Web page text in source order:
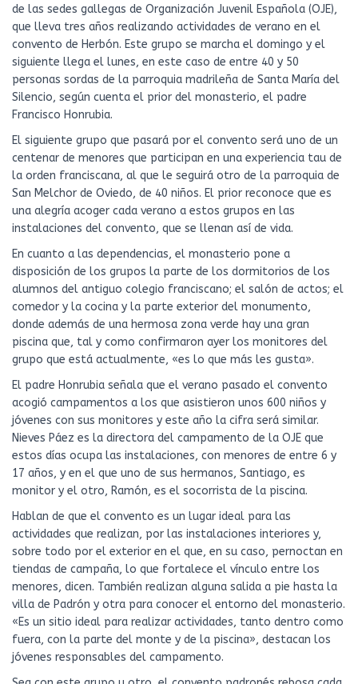
de las sedes gallegas de Organización Juvenil Española (OJE),
que lleva tres años realizando actividades de verano en el
convento de Herbón. Este grupo se marcha el domingo y el
siguiente llega el lunes, en este caso de entre 40 y 50
personas sordas de la parroquia madrileña de Santa María del
Silencio, según cuenta el prior del monasterio, el padre
Francisco Honrubia.
El siguiente grupo que pasará por el convento será uno de un
centenar de menores que participan en una experiencia tau de
la orden franciscana, al que le seguirá otro de la parroquia de
San Melchor de Oviedo, de 40 niños. El prior reconoce que es
una alegría acoger cada verano a estos grupos en las
instalaciones del convento, que se llenan así de vida.
En cuanto a las dependencias, el monasterio pone a
disposición de los grupos la parte de los dormitorios de los
alumnos del antiguo colegio franciscano; el salón de actos; el
comedor y la cocina y la parte exterior del monumento,
donde además de una hermosa zona verde hay una gran
piscina que, tal y como confirmaron ayer los monitores del
grupo que está actualmente, «es lo que más les gusta».
El padre Honrubia señala que el verano pasado el convento
acogió campamentos a los que asistieron unos 600 niños y
jóvenes con sus monitores y este año la cifra será similar.
Nieves Páez es la directora del campamento de la OJE que
estos días ocupa las instalaciones, con menores de entre 6 y
17 años, y en el que uno de sus hermanos, Santiago, es
monitor y el otro, Ramón, es el socorrista de la piscina.
Hablan de que el convento es un lugar ideal para las
actividades que realizan, por las instalaciones interiores y,
sobre todo por el exterior en el que, en su caso, pernoctan en
tiendas de campaña, lo que fortalece el vínculo entre los
menores, dicen. También realizan alguna salida a pie hasta la
villa de Padrón y otra para conocer el entorno del monasterio.
«Es un sitio ideal para realizar actividades, tanto dentro como
fuera, con la parte del monte y de la piscina», destacan los
jóvenes responsables del campamento.